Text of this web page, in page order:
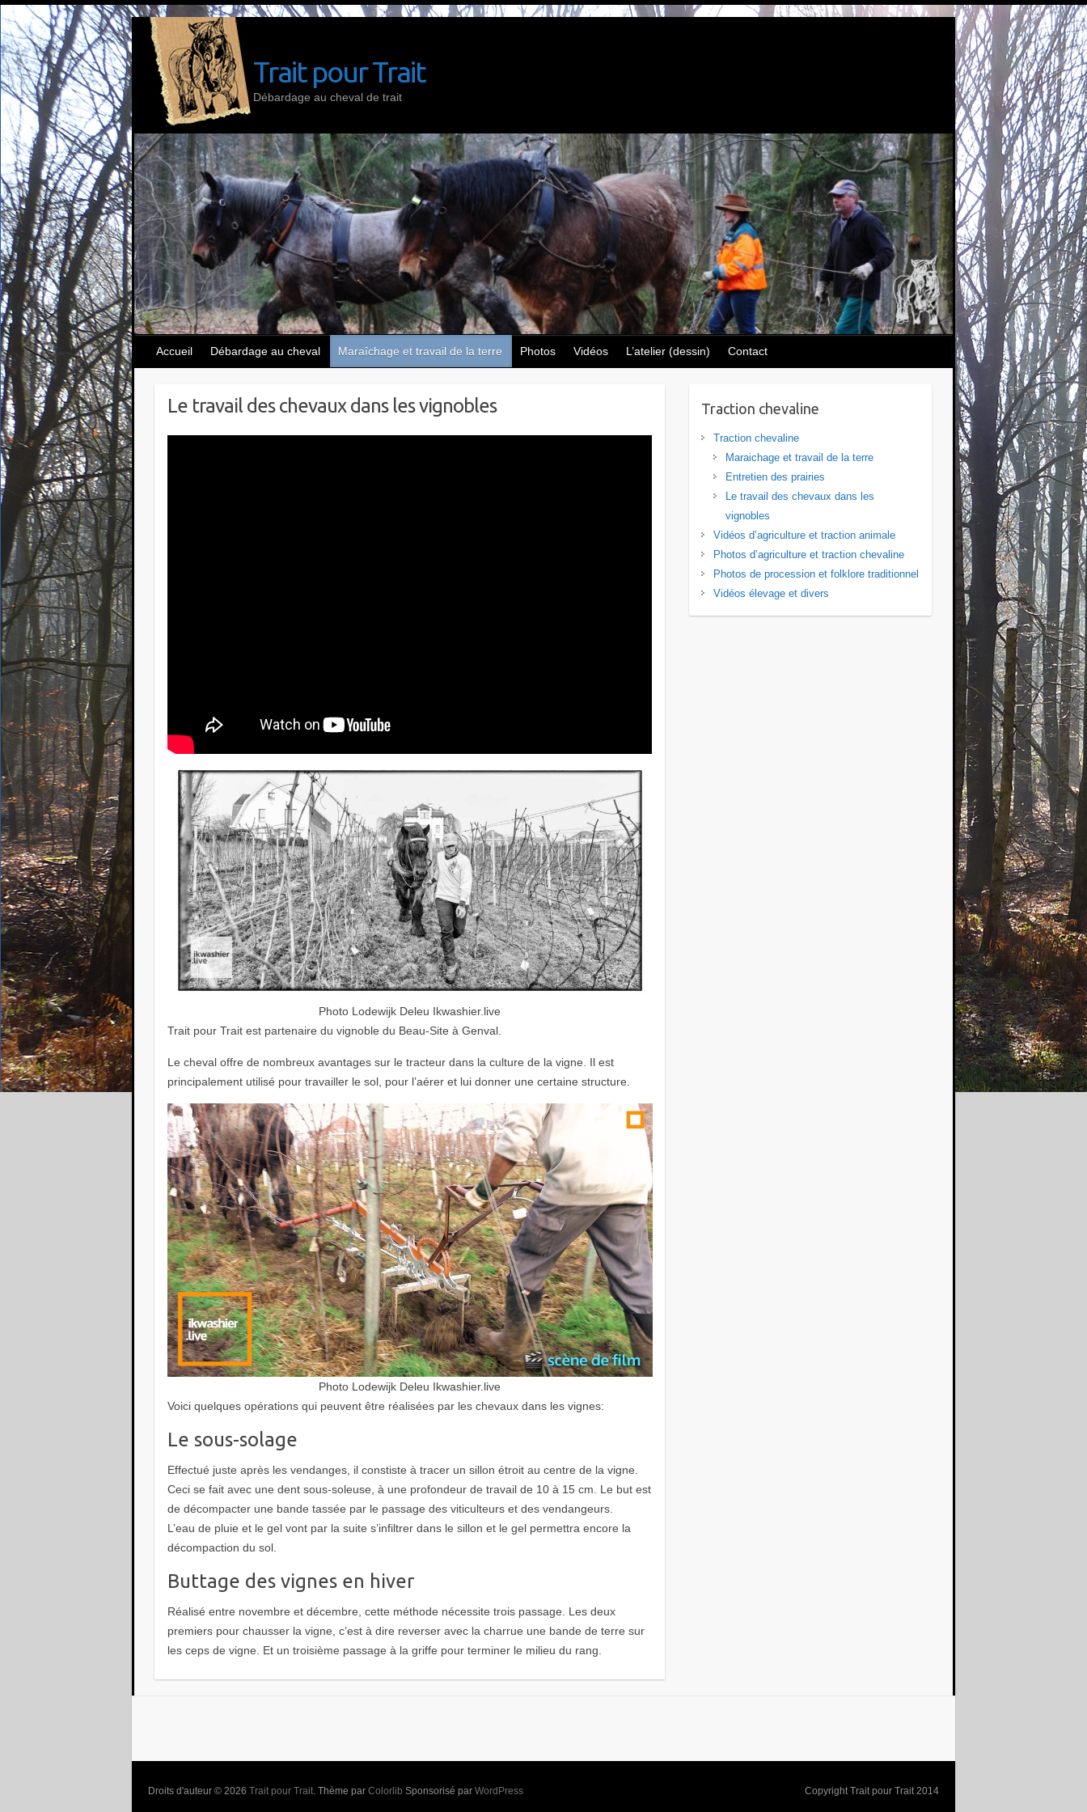
Skip
to
content
Trait pour Trait
Débardage au cheval de trait
Accueil Débardage au cheval Maraîchage et travail de la terre Photos Vidéos L’atelier (dessin) Contact
Le travail des chevaux dans les vignobles
Photo Lodewijk Deleu Ikwashier.live
Trait pour Trait est partenaire du vignoble du Beau-Site à Genval.
Le cheval offre de nombreux avantages sur le tracteur dans la culture de la vigne. Il est
principalement utilisé pour travailler le sol, pour l’aérer et lui donner une certaine structure.
Photo Lodewijk Deleu Ikwashier.live
Voici quelques opérations qui peuvent être réalisées par les chevaux dans les vignes:
Le sous-solage
Effectué juste après les vendanges, il constiste à tracer un sillon étroit au centre de la vigne.
Ceci se fait avec une dent sous-soleuse, à une profondeur de travail de 10 à 15 cm. Le but est
de décompacter une bande tassée par le passage des viticulteurs et des vendangeurs.
L’eau de pluie et le gel vont par la suite s’infiltrer dans le sillon et le gel permettra encore la
décompaction du sol.
Buttage des vignes en hiver
Réalisé entre novembre et décembre, cette méthode nécessite trois passage. Les deux
premiers pour chausser la vigne, c’est à dire reverser avec la charrue une bande de terre sur
les ceps de vigne. Et un troisième passage à la griffe pour terminer le milieu du rang.
Traction chevaline
Traction chevaline
Maraichage et travail de la terre
Entretien des prairies
Le travail des chevaux dans les
vignobles
Vidéos d’agriculture et traction animale
Photos d’agriculture et traction chevaline
Photos de procession et folklore traditionnel
Vidéos élevage et divers
Droits d'auteur © 2026 Trait pour Trait. Thème par Colorlib Sponsorisé par WordPress Copyright Trait pour Trait 2014